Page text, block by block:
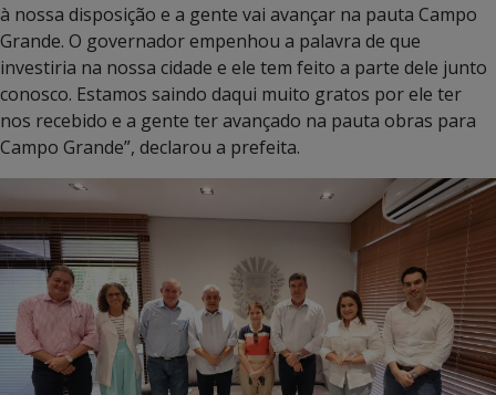
à nossa disposição e a gente vai avançar na pauta Campo
Grande. O governador empenhou a palavra de que
investiria na nossa cidade e ele tem feito a parte dele junto
conosco. Estamos saindo daqui muito gratos por ele ter
nos recebido e a gente ter avançado na pauta obras para
Campo Grande”, declarou a prefeita.